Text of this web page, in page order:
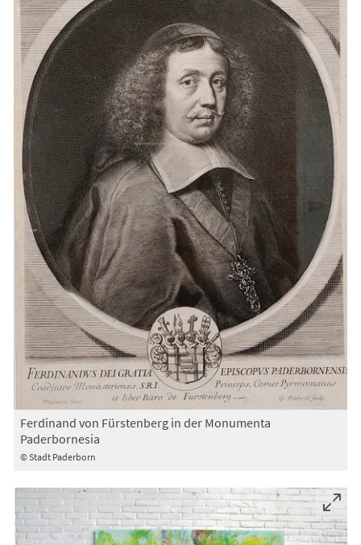
© Stadt Paderborn
Ferdinand von Fürstenberg in der Monumenta
Paderbornesia